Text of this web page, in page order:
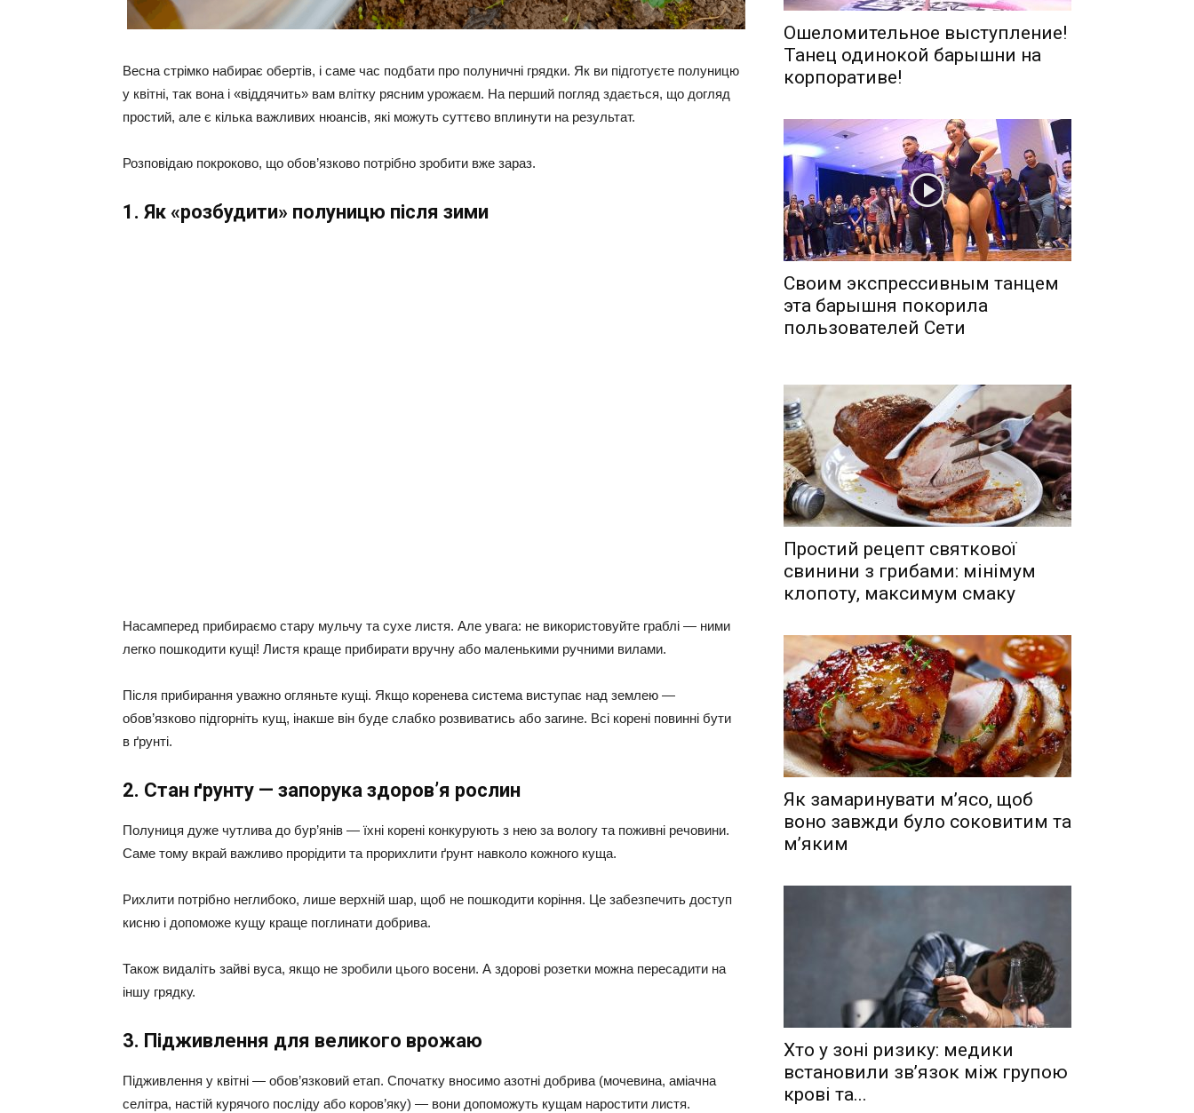
Весна стрімко набирає обертів, і саме час подбати про полуничні грядки. Як ви підготуєте полуницю
у квітні, так вона і «віддячить» вам влітку рясним урожаєм. На перший погляд здається, що догляд
простий, але є кілька важливих нюансів, які можуть суттєво вплинути на результат.
Розповідаю покроково, що обов’язково потрібно зробити вже зараз.
1. Як «розбудити» полуницю після зими
Насамперед прибираємо стару мульчу та сухе листя. Але увага: не використовуйте граблі — ними
легко пошкодити кущі! Листя краще прибирати вручну або маленькими ручними вилами.
Після прибирання уважно огляньте кущі. Якщо коренева система виступає над землею —
обов’язково підгорніть кущ, інакше він буде слабко розвиватись або загине. Всі корені повинні бути
в ґрунті.
2. Стан ґрунту — запорука здоров’я рослин
Полуниця дуже чутлива до бур’янів — їхні корені конкурують з нею за вологу та поживні речовини.
Саме тому вкрай важливо прорідити та прорихлити ґрунт навколо кожного куща.
Рихлити потрібно неглибоко, лише верхній шар, щоб не пошкодити коріння. Це забезпечить доступ
кисню і допоможе кущу краще поглинати добрива.
Також видаліть зайві вуса, якщо не зробили цього восени. А здорові розетки можна пересадити на
іншу грядку.
3. Підживлення для великого врожаю
Підживлення у квітні — обов’язковий етап. Спочатку вносимо азотні добрива (мочевина, аміачна
селітра, настій курячого посліду або коров’яку) — вони допоможуть кущам наростити листя.
Ошеломительное выступление!
Танец одинокой барышни на
корпоративе!
Своим экспрессивным танцем
эта барышня покорила
пользователей Сети
Простий рецепт святкової
свинини з грибами: мінімум
клопоту, максимум смаку
Як замаринувати м’ясо, щоб
воно завжди було соковитим та
м’яким
Хто у зоні ризику: медики
встановили зв’язок між групою
крові та...